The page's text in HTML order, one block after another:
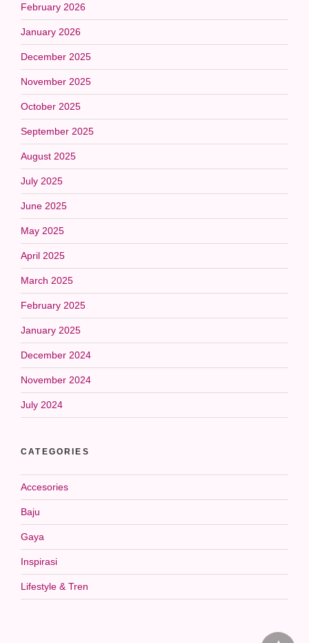
February 2026
January 2026
December 2025
November 2025
October 2025
September 2025
August 2025
July 2025
June 2025
May 2025
April 2025
March 2025
February 2025
January 2025
December 2024
November 2024
July 2024
CATEGORIES
Accesories
Baju
Gaya
Inspirasi
Lifestyle & Tren